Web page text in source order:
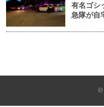
有名ゴシ
急隊が自
©